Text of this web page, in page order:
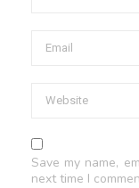
Save my name,
next time I